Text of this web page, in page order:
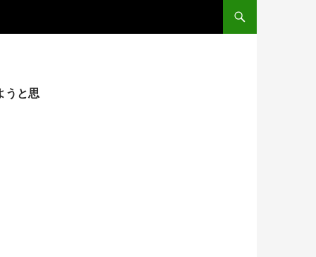
うと思